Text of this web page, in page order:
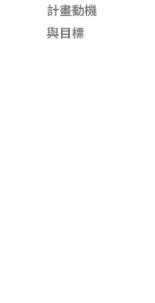
計畫動機
與目標